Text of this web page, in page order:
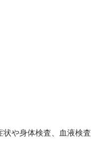
状や身体検査、血液検査